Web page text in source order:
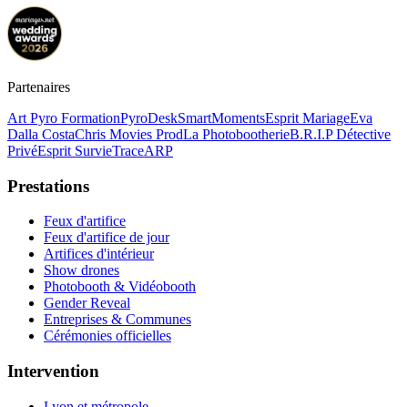
Partenaires
Art Pyro FormationPyroDeskSmartMomentsEsprit MariageEva
Dalla CostaChris Movies ProdLa PhotobootherieB.R.I.P Détective
PrivéEsprit SurvieTraceARP
Prestations
Feux d'artifice
Feux d'artifice de jour
Artifices d'intérieur
Show drones
Photobooth & Vidéobooth
Gender Reveal
Entreprises & Communes
Cérémonies officielles
Intervention